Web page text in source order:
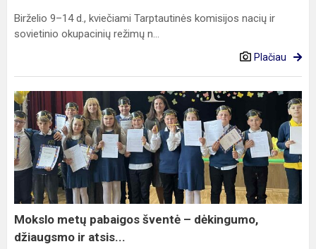
Birželio 9–14 d., kviečiami Tarptautinės komisijos nacių ir
sovietinio okupacinių režimų n...
Plačiau
Mokslo
metų
pabaigos
šventė
–
dėkingumo,
džiaugsmo
ir
atsis...
Mokslo metų pabaigos šventė – dėkingumo,
džiaugsmo ir atsis...